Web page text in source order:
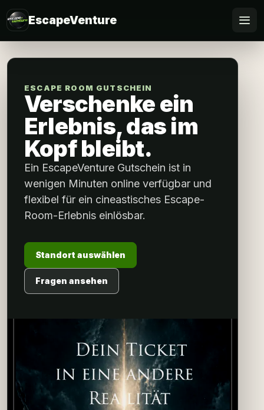
EscapeVenture
Buchen
Gutschein
Für Firmen
Online spielen
FAQ
ESCAPE ROOM GUTSCHEIN
Verschenke ein
Erlebnis, das im
Kopf bleibt.
Ein EscapeVenture Gutschein ist in
wenigen Minuten online verfügbar und
flexibel für ein cineastisches Escape-
Room-Erlebnis einlösbar.
Standort auswählen
Fragen ansehen